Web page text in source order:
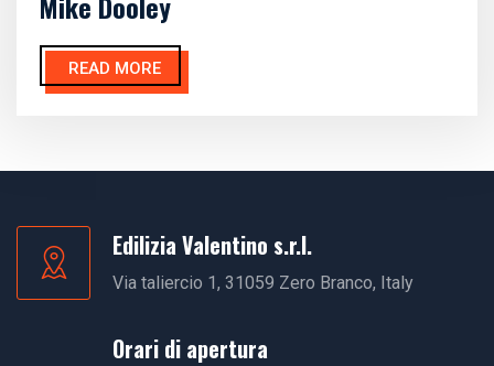
READ MORE
Edilizia Valentino s.r.l.
Via taliercio 1, 31059 Zero Branco, Italy
Orari di apertura